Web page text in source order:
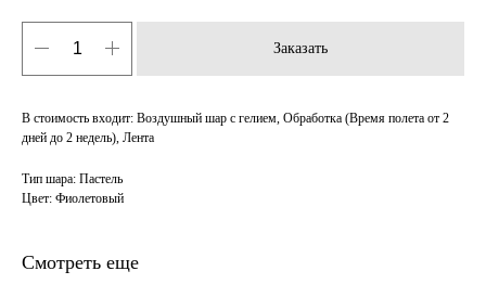
Заказать
В стоимость входит: Воздушный шар с гелием, Обработка (Время полета от 2
дней до 2 недель), Лента
Тип шара: Пастель
Цвет: Фиолетовый
Смотреть еще